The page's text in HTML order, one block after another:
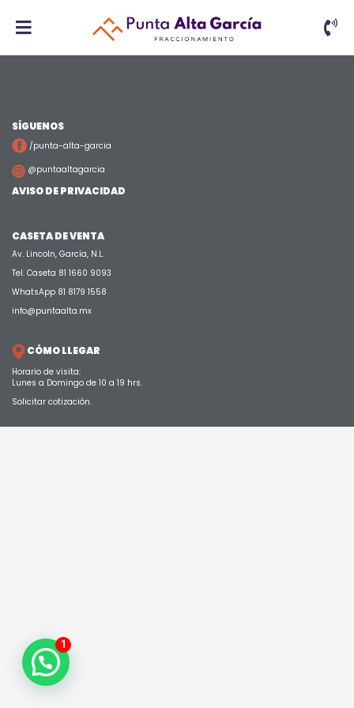
SÍGUENOS
/punta-alta-garcia
@puntaaltagarcia
AVISO DE PRIVACIDAD
CASETA DE VENTA
Av. Lincoln, García, N.L.
Tel. Caseta 81 1660 9093
WhatsApp 81 8179 1558
info@puntaalta.mx
CÓMO LLEGAR
Horario de visita:
Lunes a Domingo de 10 a 19 hrs.
Solicitar cotización.